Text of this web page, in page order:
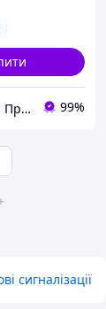
Будівельний Простір 99%
сигналізації